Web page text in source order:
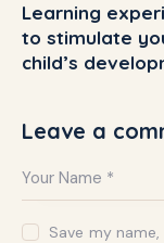
Learning
to stimulate
child’s
Leave a
Save my